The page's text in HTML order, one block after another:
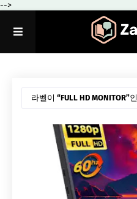
-->
라벨이 FULL HD MONITOR